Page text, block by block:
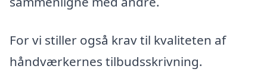
For vi stiller også krav til kvaliteten af
håndværkernes tilbudsskrivning.